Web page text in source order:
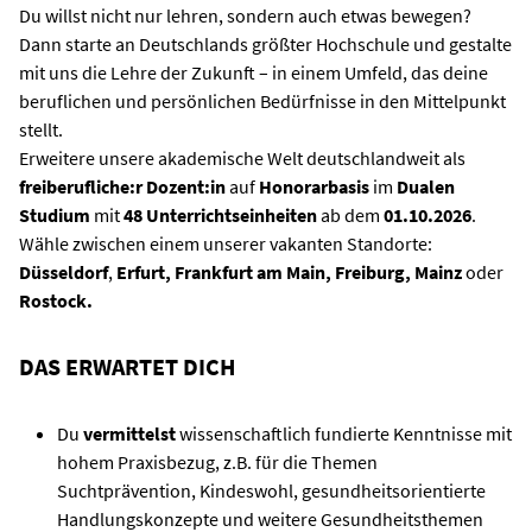
Du willst nicht nur lehren, sondern auch etwas bewegen?
Dann starte an Deutschlands größter Hochschule und gestalte
mit uns die Lehre der Zukunft – in einem Umfeld, das deine
beruflichen und persönlichen Bedürfnisse in den Mittelpunkt
stellt.
Erweitere unsere akademische Welt deutschlandweit als
freiberufliche:r Dozent:inauf Honorarbasis im Dualen
Studium mit48 Unterrichtseinheitenab dem 01.10.2026.
Wähle zwischen einem unserer vakanten Standorte:
Düsseldorf, Erfurt, Frankfurt am Main, Freiburg, Mainzoder
Rostock.
DAS ERWARTET DICH
Du vermittelstwissenschaftlich fundierte Kenntnisse mit
hohem Praxisbezug, z.B. für die Themen
Suchtprävention, Kindeswohl, gesundheitsorientierte
Handlungskonzepte und weitere Gesundheitsthemen